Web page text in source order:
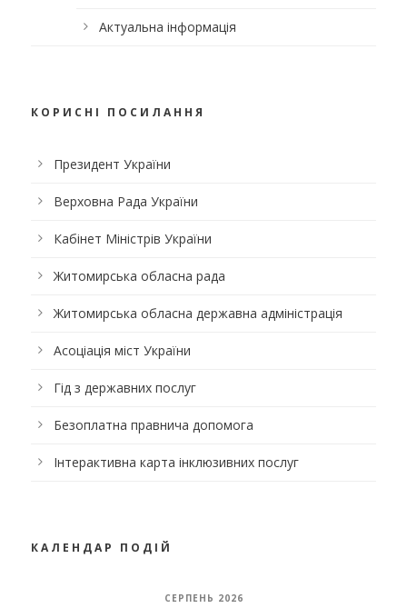
Актуальна інформація
КОРИСНІ ПОСИЛАННЯ
Президент України
Верховна Рада України
Кабінет Міністрів України
Житомирська обласна рада
Житомирська обласна державна адміністрація
Асоціація міст України
Гід з державних послуг
Безоплатна правнича допомога
Інтерактивна карта інклюзивних послуг
КАЛЕНДАР ПОДІЙ
СЕРПЕНЬ 2026